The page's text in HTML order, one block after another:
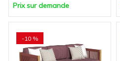
Prix sur demande
-10 %